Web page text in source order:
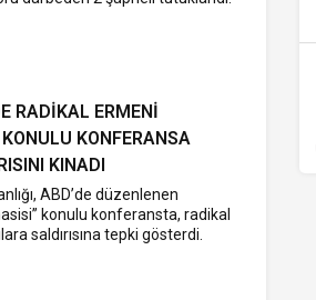
RADIKAL ERMENI
KONFERANSA
KINADI
ABD’de düzenlenen
konulu konferansta, radikal
saldırısına tepki gösterdi.